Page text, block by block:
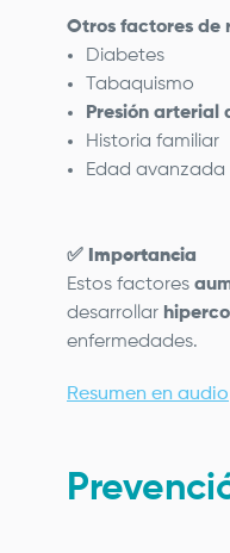
Otros factores de
Diabetes
Tabaquismo
Presión arterial
Historia familiar
Edad avanzada
✅ Importancia
Estos factores
desarrollar
enfermedades.
Resumen en audio